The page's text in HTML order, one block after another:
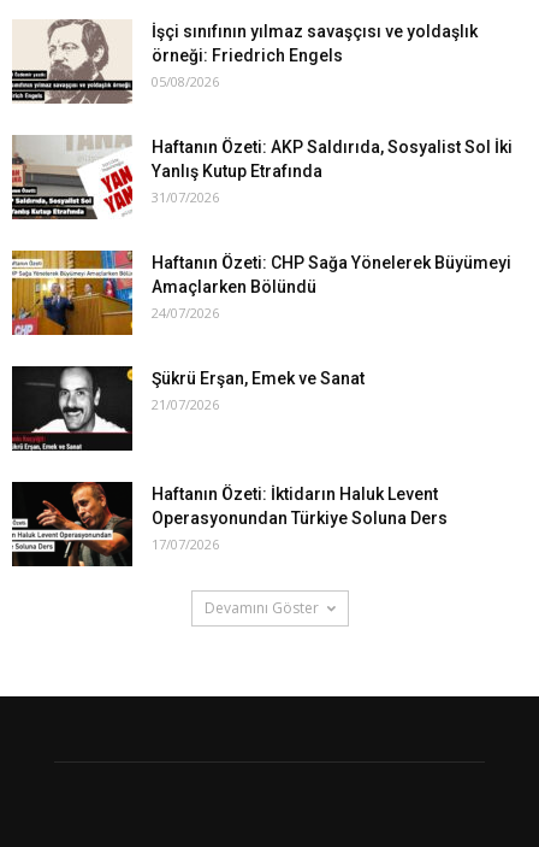
İşçi sınıfının yılmaz savaşçısı ve yoldaşlık
örneği: Friedrich Engels
05/08/2026
Haftanın Özeti: AKP Saldırıda, Sosyalist Sol İki
Yanlış Kutup Etrafında
31/07/2026
Haftanın Özeti: CHP Sağa Yönelerek Büyümeyi
Amaçlarken Bölündü
24/07/2026
Şükrü Erşan, Emek ve Sanat
21/07/2026
Haftanın Özeti: İktidarın Haluk Levent
Operasyonundan Türkiye Soluna Ders
17/07/2026
Devamını Göster